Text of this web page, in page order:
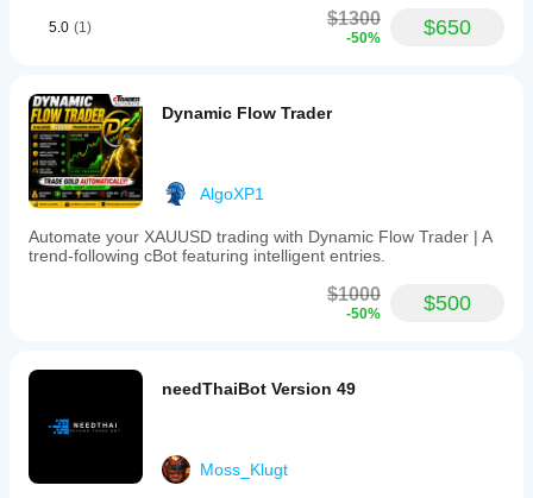
5.0 (1) $1300
-50% $650
Dynamic Flow Trader
AlgoXP1
Automate your XAUUSD trading with Dynamic Flow Trader | A
trend-following cBot featuring intelligent entries.
$1000
-50% $500
needThaiBot Version 49
Moss_Klugt